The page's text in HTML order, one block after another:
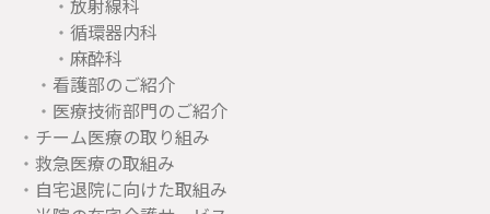
放射線科
循環器内科
麻酔科
看護部のご紹介
医療技術部門のご紹介
チーム医療の取り組み
救急医療の取組み
自宅退院に向けた取組み